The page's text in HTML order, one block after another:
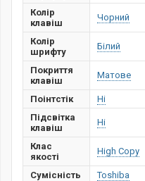
Колір
клавіш
Чорний
Колір
шрифту
Білий
Покриття
клавіш
Матове
Поінтстік
Ні
Підсвітка
клавіш
Ні
Клас
якості
High Copy
Сумісність
Toshiba